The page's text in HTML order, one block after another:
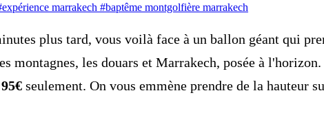
marrakech #baptême montgolfière marrakech
plus tard, vous voilà face à un ballon géant qui
montagnes, les douars et Marrakech, posée à
seulement. On vous emmène prendre de la hauteur